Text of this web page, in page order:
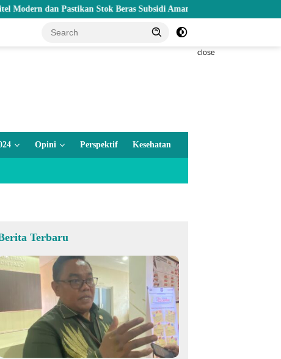
Pastikan Stok Beras Subsidi Aman di Tengah Musim Kemarau
close
Opini Perspektif Kesehatan
Terbaru